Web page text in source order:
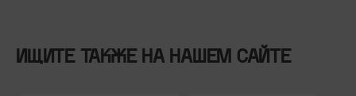
ИЩИТЕ ТАКЖЕ НА НАШЕМ САЙТЕ